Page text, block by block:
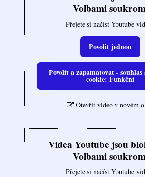
Volbami
Přejete si načíst Youtube
Povolit jednou
Povolit a zapamatovat - souhlas
cookie: Funkční
Otevřít video v novém
Videa Youtube jsou
Volbami
Přejete si načíst Youtube